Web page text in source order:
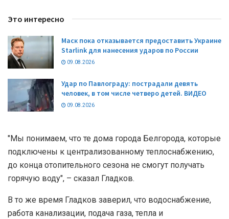
Это интересно
Маск пока отказывается предоставить Украине
Starlink для нанесения ударов по России
09.08.2026
Удар по Павлограду: пострадали девять
человек, в том числе четверо детей. ВИДЕО
09.08.2026
"Мы понимаем, что те дома города Белгорода, которые
подключены к централизованному теплоснабжению,
до конца отопительного сезона не смогут получать
горячую воду", – сказал Гладков.
В то же время Гладков заверил, что водоснабжение,
работа канализации, подача газа, тепла и